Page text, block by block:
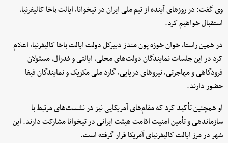
وی گفت: در روزهای آینده از تیم ملی ایران در تیخوانا، ایالت باخا کالیفرنیا،
استقبال خواهیم کرد.
در همین راستا، خوان خوزه پون مندز دبیرکل دولت ایالت باخا کالیفرنیا، اعلام
کرد در این جلسات نمایندگان دولت‌های محلی، ایالتی و فدرال، مسئولان
فرودگاهی و مهاجرتی، نیروهای دریایی، گارد ملی مکزیک و نمایندگان فیفا
حضور دارند.
او همچنین تأکید کرد که مقام‌های آمریکایی نیز در نشست‌های مرتبط با
سازماندهی و تأمین امنیت اقامت هیئت ایرانی در تیخوانا مشارکت دارند. این
شهر در مرز ایالت کالیفرنیای آمریکا قرار گرفته است.